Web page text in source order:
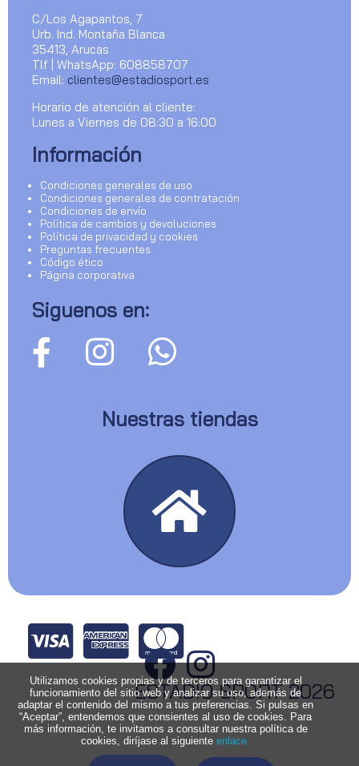
C/Los Agapantos, 7
Urb. Ind. Montaña Blanca
35413, Arucas
Tlf | WhatsApp: 608858707
Email: clientes@estadiosport.es
Horario de atención al cliente:
Lunes a Viernes de 08:30 a 16:00
Información
Condiciones generales de uso
Condiciones generales de contratación
Condiciones de envío
Política de cambios y devoluciones
Política de privacidad y cookies
Preguntas frecuentes
Código ético
Página corporativa
Siguenos en:
Nuestras tiendas
ESTADIO SPORT 2026
Utilizamos cookies propias y de terceros para garantizar el
funcionamiento del sitio web y analizar su uso, además de
adaptar el contenido del mismo a tus preferencias. Si pulsas en
“Aceptar”, entendemos que consientes al uso de cookies. Para
más información, te invitamos a consultar nuestra política de
cookies, diríjase al siguiente enlace.